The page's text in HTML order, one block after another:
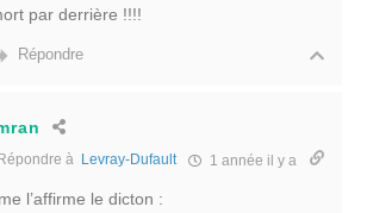
par derrière !!!!
Répondre
à Levray-Dufault 1 année il y a
l’affirme le dicton :